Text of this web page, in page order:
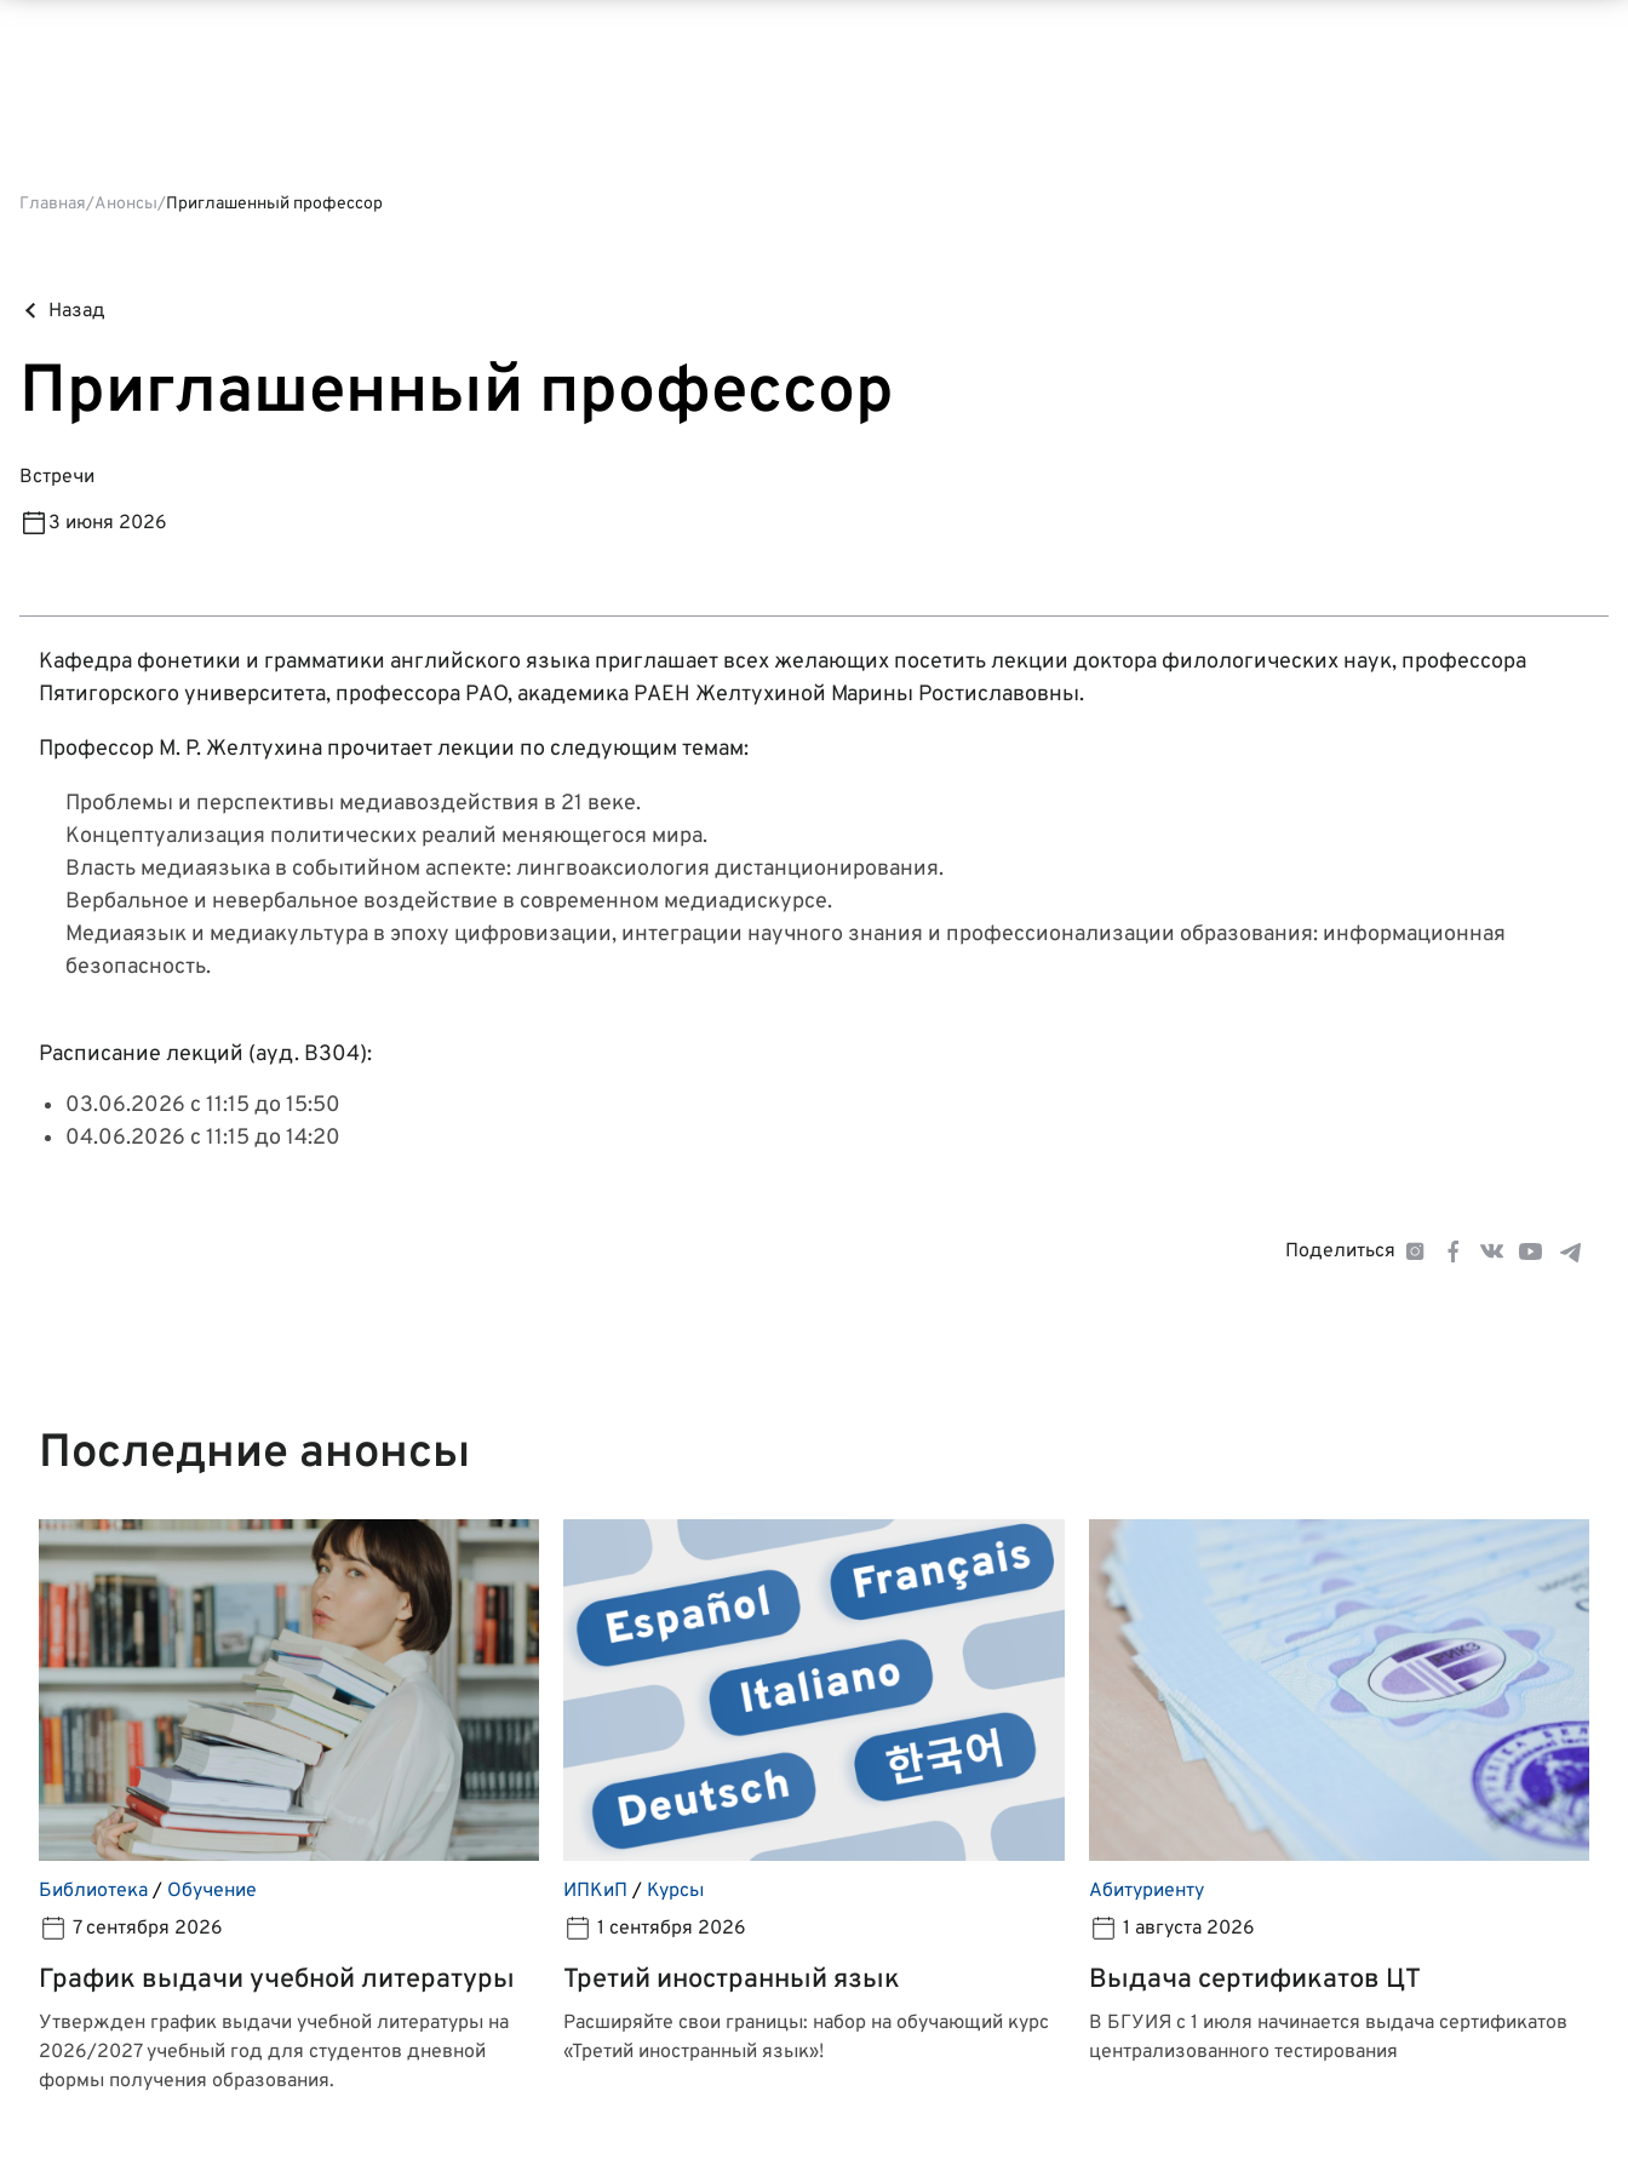
Главная Анонсы Приглашенный профессор
Назад
Приглашенный профессор
Встречи
3 июня 2026
Кафедра фонетики и грамматики английского языка приглашает всех желающих посетить лекции доктора филологических наук, профессора
Пятигорского университета, профессора РАО, академика РАЕН Желтухиной Марины Ростиславовны.
Профессор М. Р. Желтухина прочитает лекции по следующим темам:
Проблемы и перспективы медиавоздействия в 21 веке.
Концептуализация политических реалий меняющегося мира.
Власть медиаязыка в событийном аспекте: лингвоаксиология дистанционирования.
Вербальное и невербальное воздействие в современном медиадискурсе.
Медиаязык и медиакультура в эпоху цифровизации, интеграции научного знания и профессионализации образования: информационная
безопасность.
Расписание лекций (ауд. В304):
03.06.2026 с 11:15 до 15:50
04.06.2026 с 11:15 до 14:20
Поделиться
Последние анонсы
Библиотека / Обучение
7 сентября 2026
График выдачи учебной литературы
Утвержден график выдачи учебной литературы на
2026/2027 учебный год для студентов дневной
формы получения образования.
ИПКиП / Курсы
1 сентября 2026
Третий иностранный язык
Расширяйте свои границы: набор на обучающий курс
«Третий иностранный язык»!
Абитуриенту
1 августа 2026
Выдача сертификатов ЦТ
В БГУИЯ с 1 июля начинается выдача сертификатов
централизованного тестирования